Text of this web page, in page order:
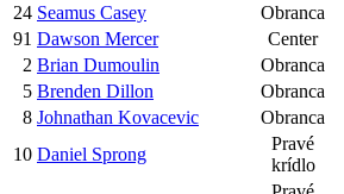
24 Seamus Casey Obranca
91 Dawson Mercer Center
2 Brian Dumoulin Obranca
5 Brenden Dillon Obranca
8 Johnathan Kovacevic Obranca
10 Daniel Sprong
Pravé
krídlo